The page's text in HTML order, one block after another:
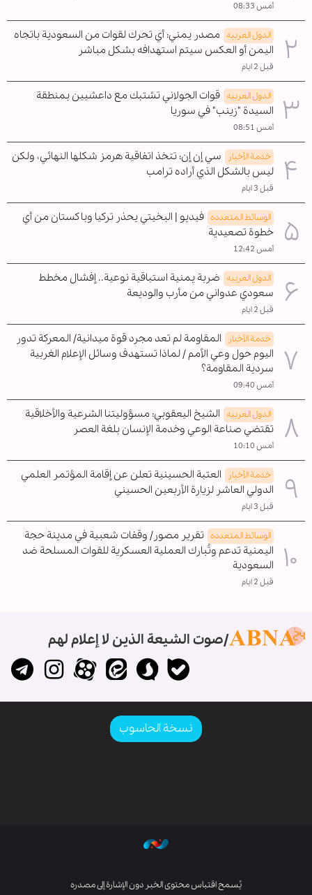
أمس 08:33
الدول العربیه مصدر يمني: أي تحرك لقوات من السعودية باتجاه
اليمن أو العكس سيتم استهدافه بشكل مباشر
قبل 2 ايام
الدول العربیه قوات الجولاني تشتبك مع داعشيين بمنطقة
السيدة "زينب" في سوريا
أمس 08:51
خدمة الأخبار
سي إن إن: تتخذ اتفاقية هرمز شكلها النهائي، ولكن
ليس بالشكل الذي أراده ترامب
قبل 3 ايام
الوسائط المتعدده فيديو | البخيتي يحذر تركيا وباكستان من أي
خطوة تصعيدية
أمس 12:42
الدول العربیه ضربة يمنية استباقية نوعية.. إفشال مخطط
سعودي عدواني من مأرب والوديعة
قبل 2 ايام
خدمة الأخبار
المقاومة لم تعد مجرد قوة ميدانية/ المعركة تدور
اليوم حول وعي الأمم / لماذا تستهدف وسائل الإعلام الغربية
سردية المقاومة؟
أمس 09:40
الدول العربیه الشيخ اليعقوبي: مسؤوليتنا الشرعية والأخلاقية
تقتضي صناعة الوعي وخدمة الإنسان بلغة العصر
أمس 10:10
خدمة الأخبار
العتبة الحسينية تعلن عن إقامة المؤتمر العلمي
الدولي العاشر لزيارة الأربعين الحسيني
قبل 3 ايام
الوسائط المتعدده تقرير مصور/ وقفات شعبية في مدينة حجة
اليمنية تدعم وتُبارك العملية العسكرية للقوات المسلحة ضد
السعودية
قبل 2 ايام
صوت الشيعة الذين لا إعلام لهم
نسخة الحاسوب
يُسمح اقتباس محتوى الخبر دون الإشارة إلى مصدره